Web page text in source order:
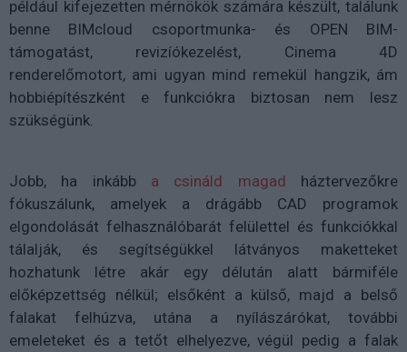
például kifejezetten mérnökök számára készült, találunk
benne BIMcloud csoportmunka- és OPEN BIM-
támogatást, revizíókezelést, Cinema 4D
renderelőmotort, ami ugyan mind remekül hangzik, ám
hobbiépítészként e funkciókra biztosan nem lesz
szükségünk.
Jobb, ha inkább a csináld magad háztervezőkre
fókuszálunk, amelyek a drágább CAD programok
elgondolását felhasználóbarát felülettel és funkciókkal
tálalják, és segítségükkel látványos maketteket
hozhatunk létre akár egy délután alatt bármiféle
előképzettség nélkül; elsőként a külső, majd a belső
falakat felhúzva, utána a nyílászárókat, további
emeleteket és a tetőt elhelyezve, végül pedig a falak